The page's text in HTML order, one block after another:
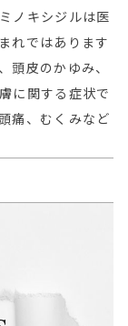
ノキシジルは医
れではあります
頭皮のかゆみ、
に関する症状で
痛、むくみなど